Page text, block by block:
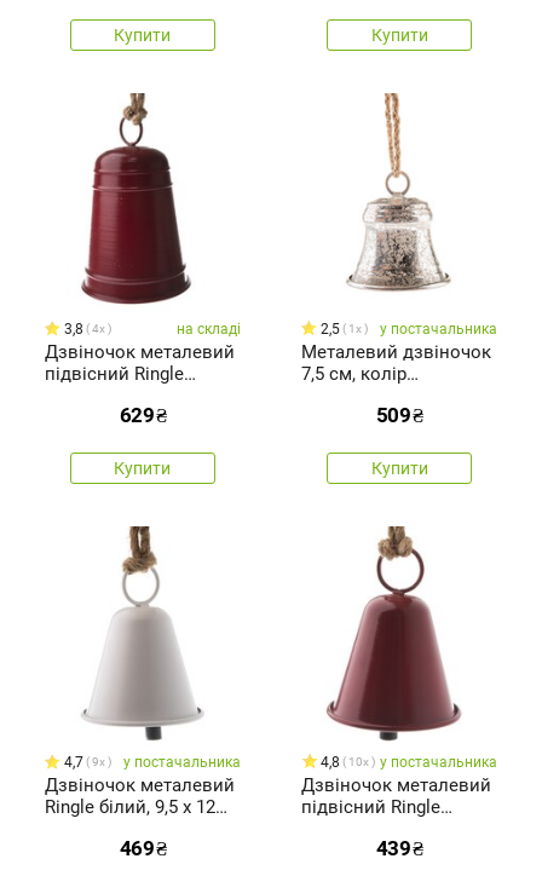
Купити Купити
3,8 4x на складі
Дзвіночок металевий
підвісний Ringle
629₴
Купити
2,5 1x у постачальника
Металевий дзвіночок
7,5 см, колір
509₴
Купити
4,7 9x у постачальника
Дзвіночок металевий
Ringle білий, 9,5 х 12
469₴
4,8 10x у постачальника
Дзвіночок металевий
підвісний Ringle
439₴